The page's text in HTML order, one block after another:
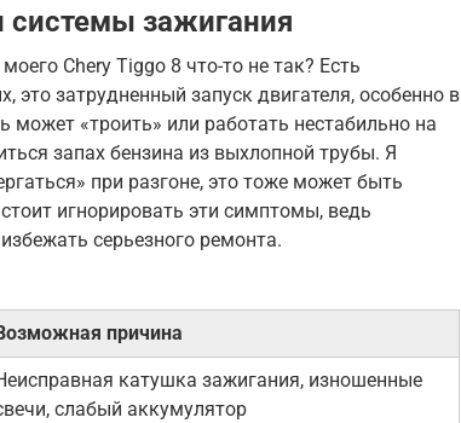
системы зажигания
Chery Tiggo 8 что-то не так? Есть
это затрудненный запуск двигателя, особенно в
может «троить» или работать нестабильно на
запах бензина из выхлопной трубы. Я
при разгоне, это тоже может быть
игнорировать эти симптомы, ведь
серьезного ремонта.
причина
катушка зажигания, изношенные
слабый аккумулятор